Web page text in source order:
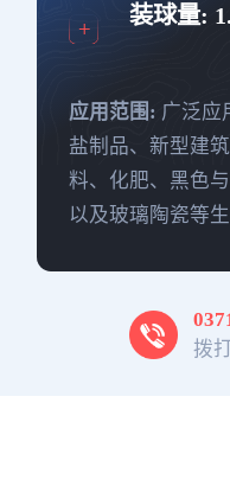
装球量:
应用范围: 广泛应
盐制品、新型建
料、化肥、黑色
以及玻璃陶瓷等生
拨